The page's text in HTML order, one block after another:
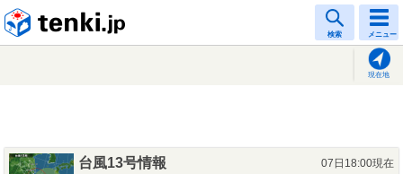
検索 メニュー
現在地
台風13号情報
07日18:00現在